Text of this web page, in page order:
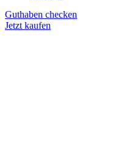
Guthaben checken
Jetzt kaufen